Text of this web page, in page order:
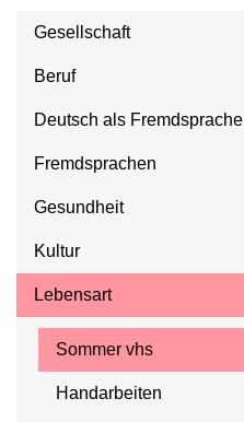
Gesellschaft
Beruf
Deutsch als Fremdsprache
Fremdsprachen
Gesundheit
Kultur
Lebensart
Sommer vhs
Handarbeiten